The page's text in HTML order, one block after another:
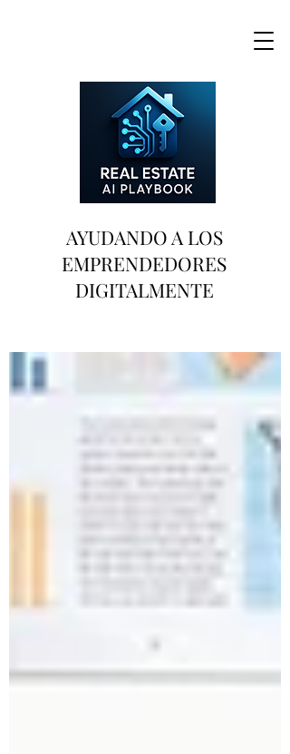
AYUDANDO A LOS
EMPRENDEDORES
DIGITALMENTE